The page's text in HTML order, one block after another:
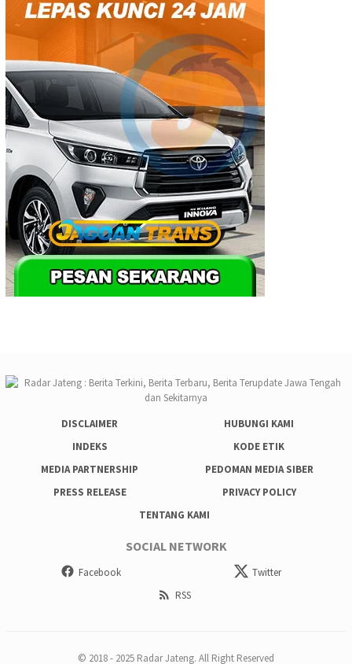
DISCLAIMER
HUBUNGI KAMI
INDEKS
KODE ETIK
MEDIA PARTNERSHIP
PEDOMAN MEDIA SIBER
PRESS RELEASE
PRIVACY POLICY
TENTANG KAMI
SOCIAL NETWORK
Facebook
Twitter
RSS
© 2018 - 2025 Radar Jateng. All Right Reserved